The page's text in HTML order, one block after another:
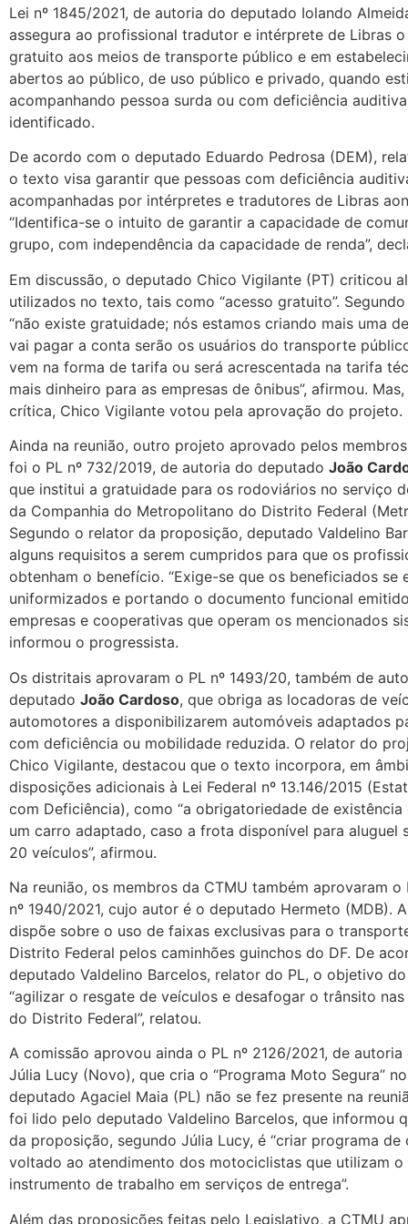
Lei nº 1845/2021, de autoria do deputado Iolando
assegura ao profissional tradutor e intérprete de Libras
gratuito aos meios de transporte público e em
abertos ao público, de uso público e privado, quando
acompanhando pessoa surda ou com deficiência
identificado.
De acordo com o deputado Eduardo Pedrosa (DEM),
o texto visa garantir que pessoas com deficiência
acompanhadas por intérpretes e tradutores de Libras
“Identifica-se o intuito de garantir a capacidade de
grupo, com independência da capacidade de renda”,
Em discussão, o deputado Chico Vigilante (PT) criticou
utilizados no texto, tais como “acesso gratuito”.
“não existe gratuidade; nós estamos criando mais uma
vai pagar a conta serão os usuários do transporte
vem na forma de tarifa ou será acrescentada na tarifa
mais dinheiro para as empresas de ônibus”, afirmou.
crítica, Chico Vigilante votou pela aprovação do projeto.
Ainda na reunião, outro projeto aprovado pelos
foi o PL nº 732/2019, de autoria do deputado João
que institui a gratuidade para os rodoviários no serviço
da Companhia do Metropolitano do Distrito Federal
Segundo o relator da proposição, deputado Valdelino
alguns requisitos a serem cumpridos para que os
obtenham o benefício. “Exige-se que os beneficiados se
uniformizados e portando o documento funcional
empresas e cooperativas que operam os mencionados
informou o progressista.
Os distritais aprovaram o PL nº 1493/20, também de
deputado João Cardoso, que obriga as locadoras de
automotores a disponibilizarem automóveis adaptados
com deficiência ou mobilidade reduzida. O relator do
Chico Vigilante, destacou que o texto incorpora, em
disposições adicionais à Lei Federal nº 13.146/2015
com Deficiência), como “a obrigatoriedade de existência
um carro adaptado, caso a frota disponível para aluguel
20 veículos”, afirmou.
Na reunião, os membros da CTMU também aprovaram o
nº 1940/2021, cujo autor é o deputado Hermeto (MDB).
dispõe sobre o uso de faixas exclusivas para o
Distrito Federal pelos caminhões guinchos do DF. De
deputado Valdelino Barcelos, relator do PL, o objetivo
“agilizar o resgate de veículos e desafogar o trânsito
do Distrito Federal”, relatou.
A comissão aprovou ainda o PL nº 2126/2021, de
Júlia Lucy (Novo), que cria o “Programa Moto Segura”
deputado Agaciel Maia (PL) não se fez presente na
foi lido pelo deputado Valdelino Barcelos, que informou
da proposição, segundo Júlia Lucy, é “criar programa de
voltado ao atendimento dos motociclistas que utilizam
instrumento de trabalho em serviços de entrega”.
Além das proposições feitas pelo Legislativo, a CTMU